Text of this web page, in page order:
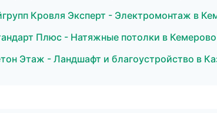
Кровля Эксперт - Электромонтаж в
Плюс - Натяжные потолки в Кемерово
Этаж - Ландшафт и благоустройство в